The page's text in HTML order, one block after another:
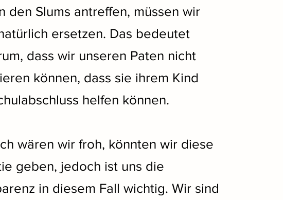
den Slums antreffen, müssen wir
ersetzen. Das bedeutet
dass wir unseren Paten nicht
können, dass sie ihrem Kind
helfen können.
wären wir froh, könnten wir diese
geben, jedoch ist uns die
in diesem Fall wichtig. Wir sind